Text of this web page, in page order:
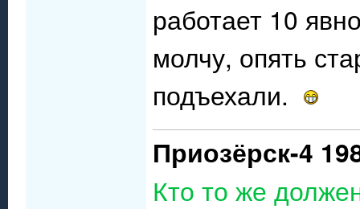
работает 10
молчу, опять
подъехали.
Приозёрск-4
Кто то же